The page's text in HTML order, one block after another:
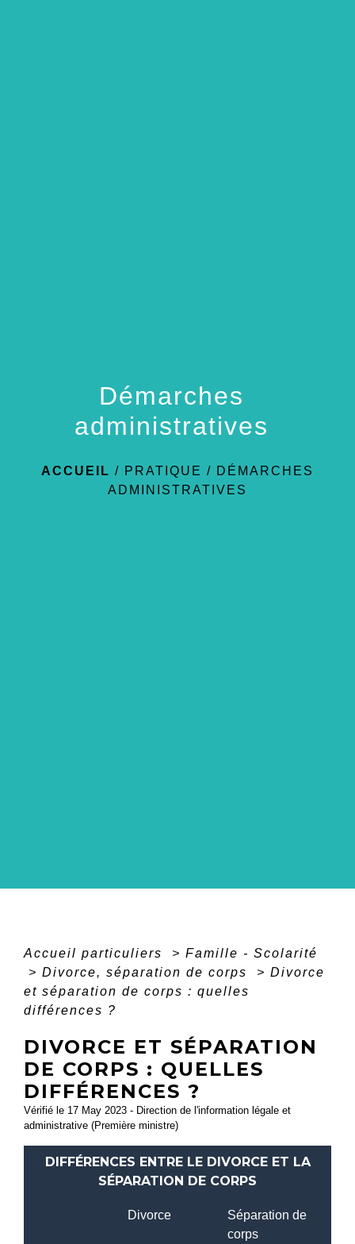
Démarches
administratives
ACCUEIL / PRATIQUE / DÉMARCHES
ADMINISTRATIVES
Accueil particuliers > Famille - Scolarité
> Divorce, séparation de corps > Divorce
et séparation de corps : quelles
différences ?
DIVORCE ET SÉPARATION
DE CORPS : QUELLES
DIFFÉRENCES ?
Vérifié le 17 May 2023 - Direction de l'information légale et
administrative (Première ministre)
DIFFÉRENCES ENTRE LE DIVORCE ET LA
SÉPARATION DE CORPS
Divorce
Séparation de
corps